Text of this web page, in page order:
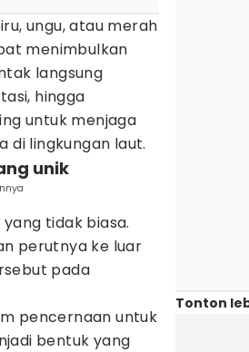
ungu, atau merah
menimbulkan
langsung
hingga
untuk menjaga
di lingkungan laut.
unik
tidak biasa.
perutnya ke luar
pada
pencernaan untuk
bentuk yang
Tonton